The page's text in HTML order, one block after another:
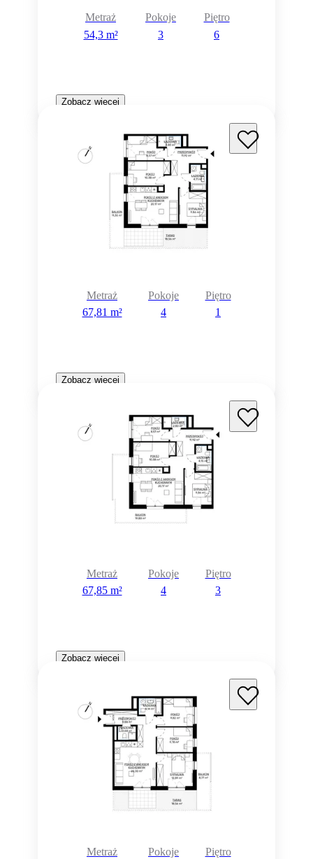
Metraż
54,3 m²
Pokoje
3
Piętro
6
Zobacz więcej
Metraż
67,81 m²
Pokoje
4
Piętro
1
Zobacz więcej
Metraż
67,85 m²
Pokoje
4
Piętro
3
Zobacz więcej
Metraż Pokoje Piętro